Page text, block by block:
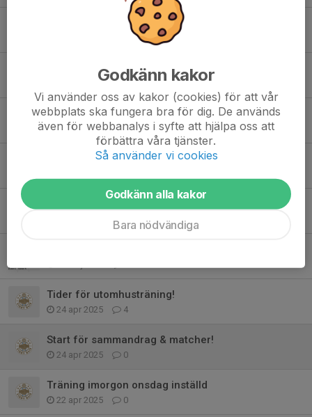
Fotografering 10/5, grupp+enskilt
Inomhus- & konstgrästräningar drar igång!
12 okt 2025 0
SpelformsCup 2025 Roma 11/10!
9 okt 2025 0
Pizzabuffé & bowling 16/10
Lagindelning för sammandraget 20/9 vid Rävhagen
Tider för utomhusträning!
24 apr 2025 4
Start för sammandrag & matcher!
24 apr 2025 0
Träning imorgon onsdag inställd
22 apr 2025 0
Godkänn kakor
Vi använder oss av kakor (cookies) för att vår
webbplats ska fungera bra för dig. De används
även för webbanalys i syfte att hjälpa oss att
förbättra våra tjänster.
Så använder vi cookies
Godkänn alla kakor
Bara nödvändiga